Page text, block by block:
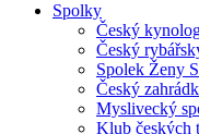
Spolky
Český
Český
Spolek Ženy
Český
Myslivecký
Klub českých